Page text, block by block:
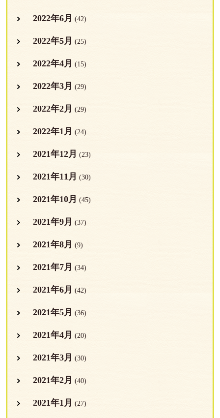
2022年6月 (42)
2022年5月 (25)
2022年4月 (15)
2022年3月 (29)
2022年2月 (29)
2022年1月 (24)
2021年12月 (23)
2021年11月 (30)
2021年10月 (45)
2021年9月 (37)
2021年8月 (9)
2021年7月 (34)
2021年6月 (42)
2021年5月 (36)
2021年4月 (20)
2021年3月 (30)
2021年2月 (40)
2021年1月 (27)